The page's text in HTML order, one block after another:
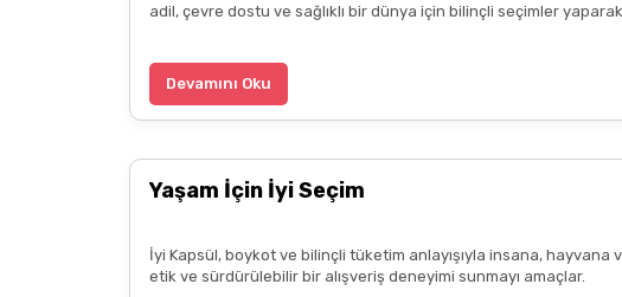
adil, çevre dostu ve sağlıklı bir dünya için bilinçli seçimler
Devamını Oku
Yaşam İçin İyi Seçim
İyi Kapsül, boykot ve bilinçli tüketim anlayışıyla insana,
etik ve sürdürülebilir bir alışveriş deneyimi sunmayı amaçlar.